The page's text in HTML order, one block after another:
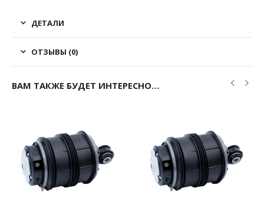
ДЕТАЛИ
ОТЗЫВЫ (0)
ВАМ ТАКЖЕ БУДЕТ ИНТЕРЕСНО…